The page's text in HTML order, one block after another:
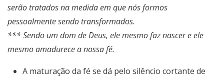
serão tratados na medida em que nós formos
pessoalmente sendo transformados.
*** Sendo um dom de Deus, ele mesmo faz nascer e ele
mesmo amadurece a nossa fé.
A maturação da fé se dá pelo silêncio cortante de